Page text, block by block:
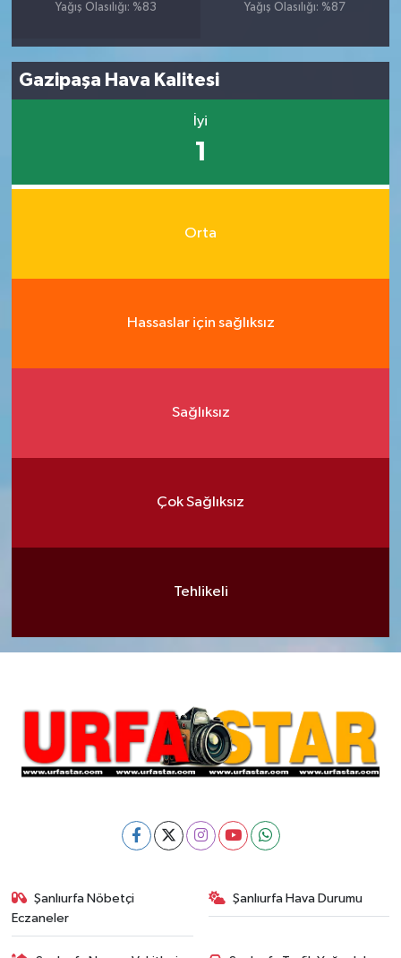
Yağış Olasılığı: %83
Yağış Olasılığı: %87
Gazipaşa Hava Kalitesi
İyi
1
Orta
Hassaslar için sağlıksız
Sağlıksız
Çok Sağlıksız
Tehlikeli
Şanlıurfa Nöbetçi
Eczaneler
Şanlıurfa Hava Durumu